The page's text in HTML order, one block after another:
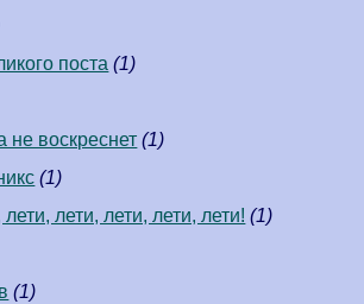
поста (1)
не воскреснет (1)
(1)
лети, лети, лети, лети! (1)
(1)